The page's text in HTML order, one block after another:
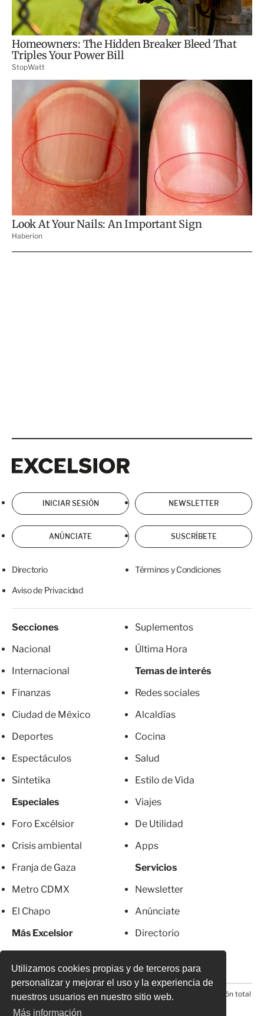
Utilizamos cookies propias y de terceros para
personalizar y mejorar el uso y la experiencia de
nuestros usuarios en nuestro sitio web.
Más información
INICIAR SESIÓN NEWSLETTER
ANÚNCIATE SUSCRÍBETE
Directorio Términos y Condiciones
Aviso de Privacidad
Secciones
Nacional
Internacional
Finanzas
Ciudad de México
Deportes
Espectáculos
Sintetika
Especiales
Foro Excélsior
Crisis ambiental
Franja de Gaza
Metro CDMX
El Chapo
Más Excelsior
Suplementos
Última Hora
Temas de interés
Redes sociales
Alcaldías
Cocina
Salud
Estilo de Vida
Viajes
De Utilidad
Apps
Servicios
Newsletter
Anúnciate
Directorio
© 2026 Todos los derechos reservados. Prohibida la reproducción total
o parcial, incluyendo cualquier medio electrónico*